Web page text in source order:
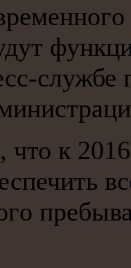
службе
что к